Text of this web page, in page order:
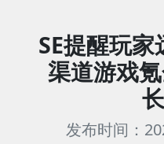
SE提醒玩
渠道游戏
发布时间：